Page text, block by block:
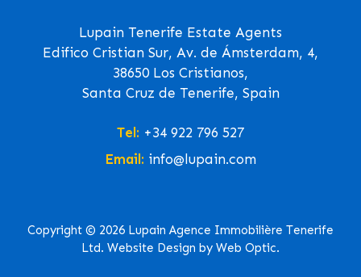
Lupain Tenerife Estate Agents
Edifico Cristian Sur, Av. de Ámsterdam, 4,
38650 Los Cristianos,
Santa Cruz de Tenerife, Spain
Tel: +34 922 796 527
Email: info@lupain.com
Copyright © 2026 Lupain Agence Immobilière Tenerife
Ltd. Website Design by Web Optic.